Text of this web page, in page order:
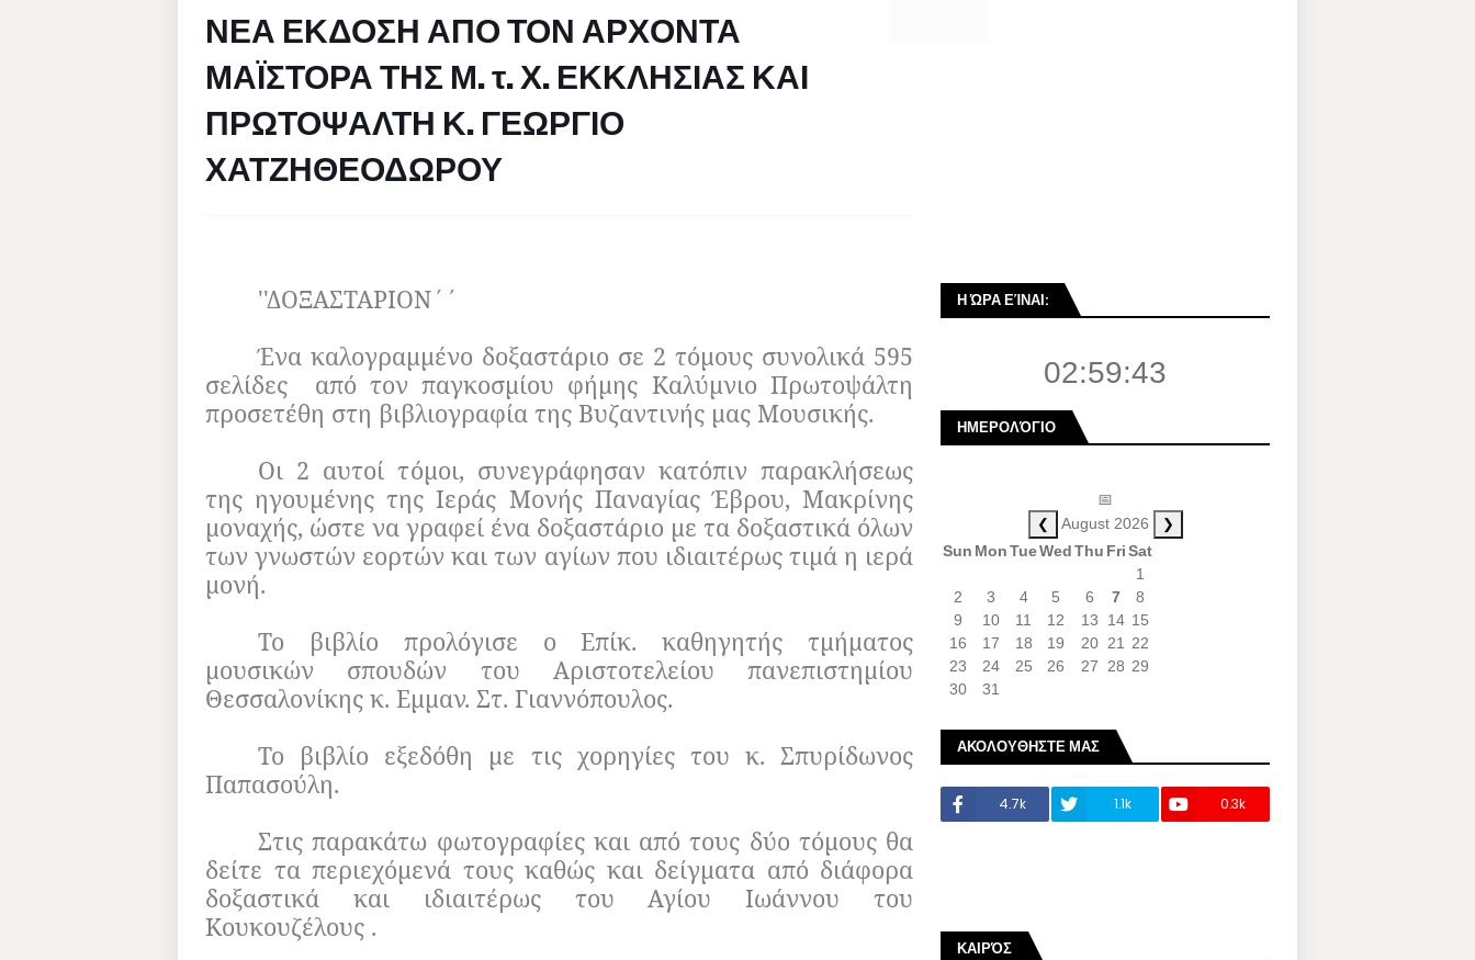
ΝΕΑ ΕΚΔΟΣΗ ΑΠΟ ΤΟΝ ΑΡΧΟΝΤΑ
ΜΑΪΣΤΟΡΑ ΤΗΣ Μ. τ. Χ. ΕΚΚΛΗΣΙΑΣ ΚΑΙ
ΠΡΩΤΟΨΑΛΤΗ Κ. ΓΕΩΡΓΙΟ
ΧΑΤΖΗΘΕΟΔΩΡΟΥ
''ΔΟΞΑΣΤΑΡΙΟΝ΄΄
Ένα καλογραμμένο δοξαστάριο σε 2 τόμους συνολικά 595
σελίδες
από τον παγκοσμίου φήμης Καλύμνιο Πρωτοψάλτη
προσετέθη στη βιβλιογραφία της Βυζαντινής μας Μουσικής.
Οι 2 αυτοί τόμοι, συνεγράφησαν κατόπιν παρακλήσεως
της ηγουμένης της Ιεράς Μονής Παναγίας Έβρου, Μακρίνης
μοναχής, ώστε να γραφεί ένα δοξαστάριο με τα δοξαστικά όλων
των γνωστών εορτών και των αγίων που ιδιαιτέρως τιμά η ιερά
μονή.
Το βιβλίο προλόγισε ο Επίκ. καθηγητής τμήματος
μουσικών σπουδών του Αριστοτελείου πανεπιστημίου
Θεσσαλονίκης κ. Εμμαν. Στ. Γιαννόπουλος.
Το βιβλίο εξεδόθη με τις χορηγίες του κ. Σπυρίδωνος
Παπασούλη.
Στις παρακάτω φωτογραφίες και από τους δύο τόμους θα
δείτε τα περιεχόμενά τους καθώς και δείγματα από διάφορα
δοξαστικά και ιδιαιτέρως του Αγίου Ιωάννου του
Κουκουζέλους .
Η ΏΡΑ ΕΊΝΑΙ:
02:59:44
ΗΜΕΡΟΛΌΓΙΟ
📅
❮ August 2026 ❯
Sun MonTueWedThu FriSat
1
2
3 4 5 6 7
8
9
10 11 12 13 14 15
16
17 18 19 20 21
22
23
24 25 26 27 28 29
30
31
ΑΚΟΛΟΥΘΗΣΤΕ ΜΑΣ
4.7k 1.1k 0.3k
ΚΑΙΡΌΣ